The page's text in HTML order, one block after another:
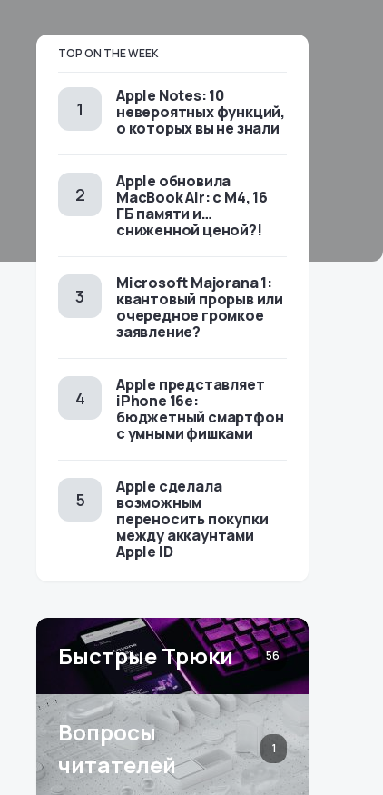
TOP ON THE WEEK
Apple Notes: 10
невероятных функций,
о которых вы не знали
Apple обновила
MacBook Air: с M4, 16
ГБ памяти и…
сниженной ценой?!
Microsoft Majorana 1:
квантовый прорыв или
очередное громкое
заявление?
Apple представляет
iPhone 16e:
бюджетный смартфон
с умными фишками
Apple сделала
возможным
переносить покупки
между аккаунтами
Apple ID
Быстрые Трюки 56
Вопросы
читателей
1